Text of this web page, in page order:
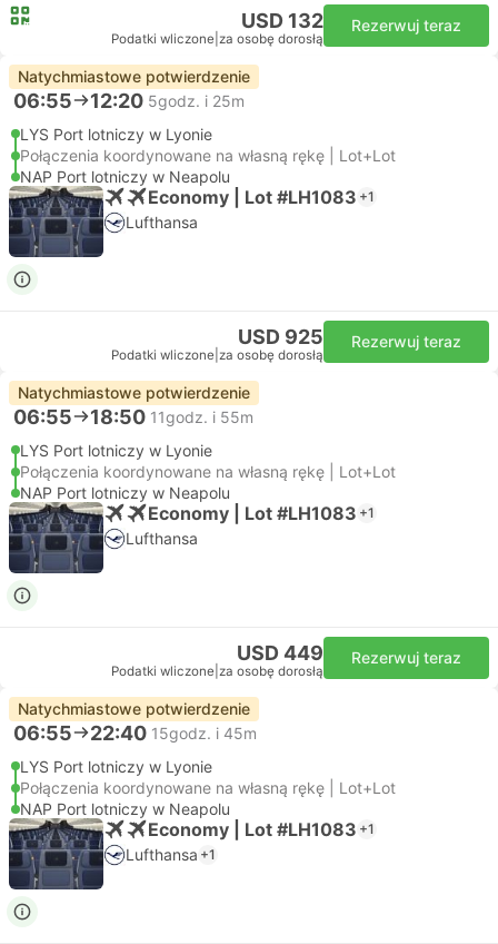
USD 132
Podatki wliczone za osobę dorosłą
Rezerwuj teraz
Natychmiastowe potwierdzenie
06:55 12:20 5godz. i 25m
LYS Port lotniczy w Lyonie
Połączenia koordynowane na własną rękę | Lot+Lot
NAP Port lotniczy w Neapolu
Economy | Lot #LH1083 +1
Lufthansa
USD 925
Podatki wliczone za osobę dorosłą
Rezerwuj teraz
Natychmiastowe potwierdzenie
06:55 18:50 11godz. i 55m
LYS Port lotniczy w Lyonie
Połączenia koordynowane na własną rękę | Lot+Lot
NAP Port lotniczy w Neapolu
Economy | Lot #LH1083 +1
Lufthansa
USD 449
Podatki wliczone za osobę dorosłą
Rezerwuj teraz
Natychmiastowe potwierdzenie
06:55 22:40 15godz. i 45m
LYS Port lotniczy w Lyonie
Połączenia koordynowane na własną rękę | Lot+Lot
NAP Port lotniczy w Neapolu
Economy | Lot #LH1083 +1
Lufthansa +1